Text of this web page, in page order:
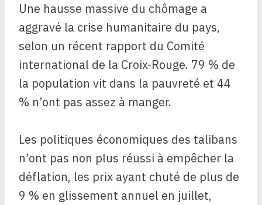
Une hausse massive du chômage a
aggravé la crise humanitaire du pays,
selon un récent rapport du Comité
international de la Croix-Rouge. 79 % de
la population vit dans la pauvreté et 44
% n’ont pas assez à manger.
Les politiques économiques des talibans
n’ont pas non plus réussi à empêcher la
déflation, les prix ayant chuté de plus de
9 % en glissement annuel en juillet,